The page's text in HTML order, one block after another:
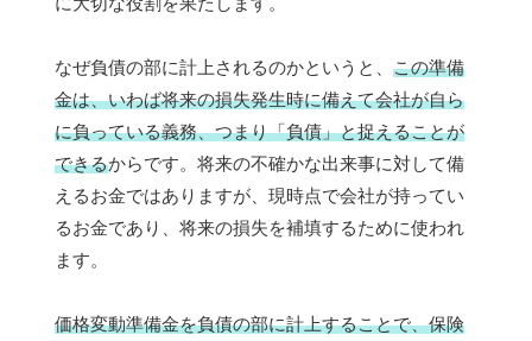
なぜ負債の部に計上されるのかというと、 この準備
金は、いわば将来の損失発生時に備えて会社が自ら
に負っている義務、つまり「負債」と捉えることが
できるからです。将来の不確かな出来事に対して備
えるお金ではありますが、現時点で会社が持ってい
るお金であり、将来の損失を補填するために使われ
ます。
価格変動準備金を負債の部に計上することで、保険